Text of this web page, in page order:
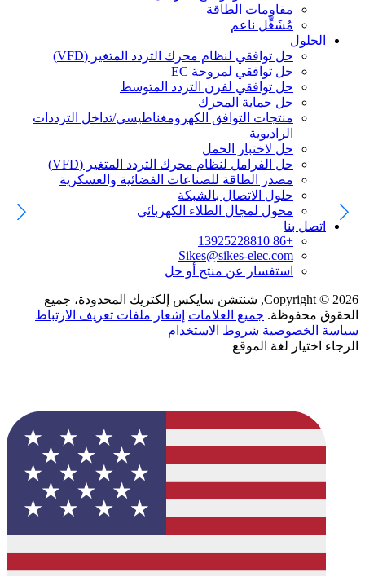
مقاومات الطاقة
مُشَغِّل ناعم
الحلول
حل توافقي لنظام محرك التردد المتغير (VFD)
حل توافقي لمروحة EC
حل توافقي لفرن التردد المتوسط
حل حماية المحرك
منتجات التوافق الكهرومغناطيسي/تداخل الترددات
الراديوية
حل لاختبار الحمل
حل الفرامل لنظام محرك التردد المتغير (VFD)
مصدر الطاقة للصناعات الفضائية والعسكرية
حلول الاتصال بالشبكة
محول لمجال الطلاء الكهربائي
اتصل بنا
+86 13925228810
Sikes@sikes-elec.com
استفسار عن منتج أو حل
Copyright © 2026, شنتشن سايكس إلكتريك المحدودة، جميع
الحقوق محفوظة. جميع العلامات إشعار ملفات تعريف الارتباط
سياسة الخصوصية شروط الاستخدام
الرجاء اختيار لغة الموقع